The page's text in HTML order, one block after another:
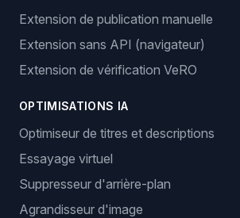
Extension de publication manuelle
Extension sans API (navigateur)
Extension de vérification VeRO
OPTIMISATIONS IA
Optimiseur de titres et descriptions
Essayage virtuel
Suppresseur d'arrière-plan
Agrandisseur d'image